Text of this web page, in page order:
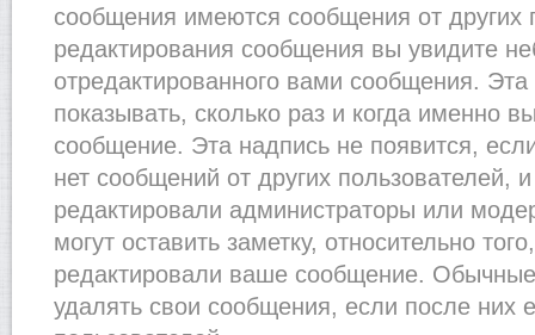
сообщения имеются сообщения от других
редактирования сообщения вы увидите
отредактированного вами сообщения. Эта
показывать, сколько раз и когда именно
сообщение. Эта надпись не появится,
нет сообщений от других пользователей,
редактировали администраторы или
могут оставить заметку, относительно
редактировали ваше сообщение. Обычные
удалять свои сообщения, если после них